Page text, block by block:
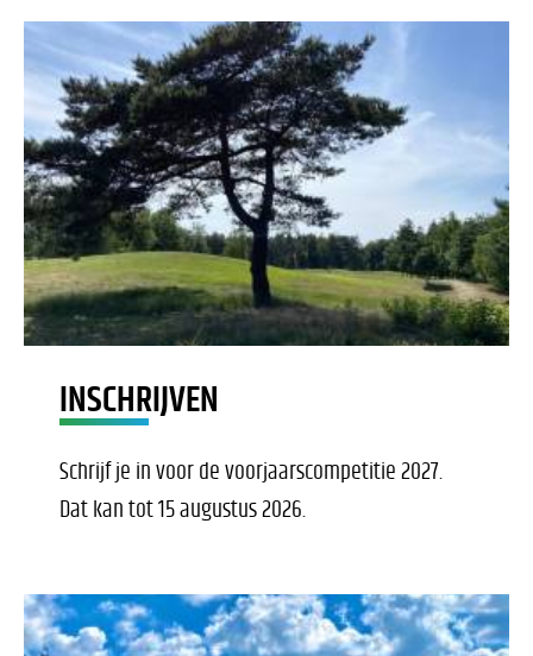
INSCHRIJVEN
Schrijf je in voor de voorjaarscompetitie 2027.
Dat kan tot 15 augustus 2026.